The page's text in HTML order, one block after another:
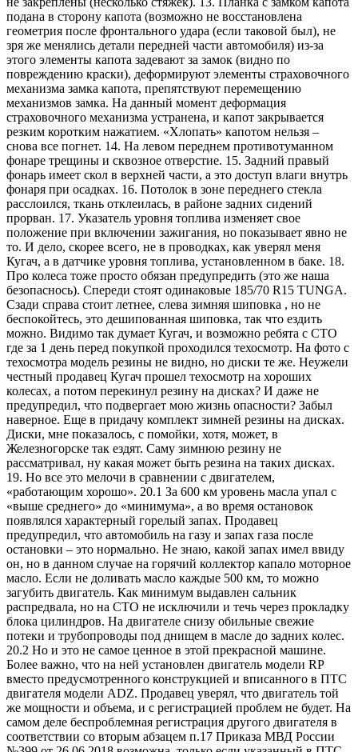
подана в сторону капота (возможно не восстановлена
геометрия после фронтального удара (если таковой был), не
зря же менялись детали передней части автомобиля) из-за
этого элементы капота задевают за замок (видно по
повреждению краски), деформируют элементы страховочного
механизма замка капота, препятствуют перемещению
механизмов замка. На данный момент деформация
страховочного механизма устранена, и капот закрывается
резким коротким нажатием. «Хлопать» капотом нельзя –
снова все погнет. 14. На левом переднем противотуманном
фонаре трещины и сквозное отверстие. 15. Задний правый
фонарь имеет скол в верхней части, а это доступ влаги внутрь
фонаря при осадках. 16. Потолок в зоне переднего стекла
расслоился, ткань отклеилась, в районе задних сидений
прорван. 17. Указатель уровня топлива изменяет свое
положение при включении зажигания, но показывает явно не
то. И дело, скорее всего, не в проводках, как уверял меня
Кугач, а в датчике уровня топлива, установленном в баке. 18.
Про колеса тоже просто обязан предупредить (это же наша
безопаснось). Спереди стоят одинаковые 185/70 R15 TUNGA.
Сзади справа стоит летнее, слева зимняя шиповка , но не
беспокойтесь, это дешипованная шиповка, так что ездить
можно. Видимо так думает Кугач, и возможно ребята с СТО
где за 1 день перед покупкой проходился техосмотр. На фото с
техосмотра модель резины не видно, но диски те же. Неужели
честный продавец Кугач прошел техосмотр на хороших
колесах, а потом перекинул резину на дисках? И даже не
предупредил, что подвергает мою жизнь опасности? Забыл
наверное. Еще в придачу комплект зимней резины на дисках.
Диски, мне показалось, с помойки, хотя, может, в
Железногорске так ездят. Саму зимнюю резину не
рассматривал, ну какая может быть резина на таких дисках.
19. Но все это мелочи в сравнении с двигателем,
«работающим хорошо». 20.1 За 600 км уровень масла упал с
«выше среднего» до «минимума», а во время остановок
появлялся характерный горелый запах. Продавец
предупредил, что автомобиль на газу и запах газа после
остановки – это нормально. Не знаю, какой запах имел ввиду
он, но в данном случае на горячий коллектор капало моторное
масло. Если не доливать масло каждые 500 км, то можно
загубить двигатель. Как минимум выдавлен сальник
распредвала, но на СТО не исключили и течь через прокладку
блока цилиндров. На двигателе снизу обильные свежие
потеки и трубопроводы под днищем в масле до задних колес.
20.2 Но и это не самое ценное в этой прекрасной машине.
Более важно, что на ней установлен двигатель модели RP
вместо предусмотренного конструкцией и вписанного в ПТС
двигателя модели ADZ. Продавец уверял, что двигатель той
же мощности и объема, и с регистрацией проблем не будет. На
самом деле беспроблемная регистрация другого двигателя в
соответствии со вторым абзацем п.17 Приказа МВД России